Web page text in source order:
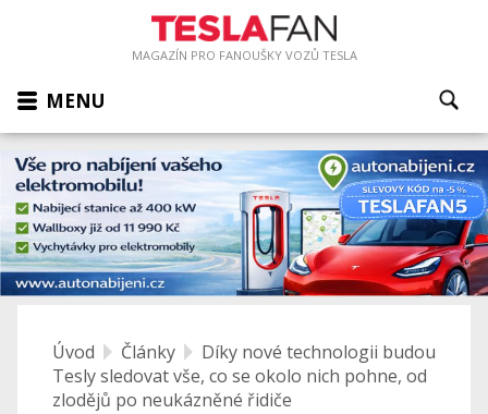
MAGAZÍN PRO FANOUŠKY VOZŮ TESLA
MENU
Úvod Články
Díky nové technologii budou
Tesly sledovat vše, co se okolo nich pohne, od
zlodějů po neukázněné řidiče